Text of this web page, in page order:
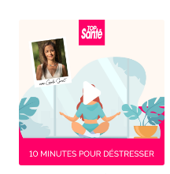
Le
de
00:03:12 - IL
Pleins
C4. On